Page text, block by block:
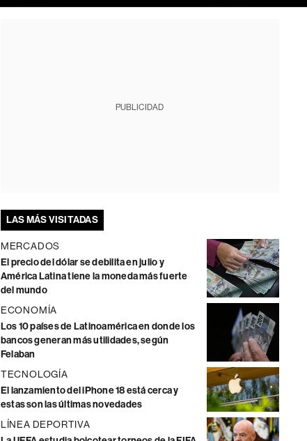
PUBLICIDAD
LAS MÁS VISITADAS
MERCADOS
El precio del dólar se debilita en julio y
América Latina tiene la moneda más fuerte
del mundo
ECONOMÍA
Los 10 países de Latinoamérica en donde los
bancos generan más utilidades, según
Felaban
TECNOLOGÍA
El lanzamiento del iPhone 18 está cerca y
estas son las últimas novedades
LÍNEA DEPORTIVA